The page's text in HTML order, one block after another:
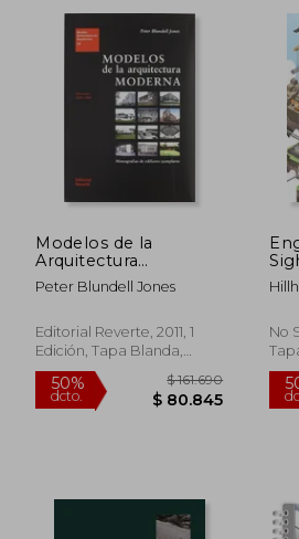
$ 67.259
Modelos de la
Arquitectura
Moderna. Vol. I
(Eua21): Monografías
Ejemplares (Estudios
Universitarios de
Peter Blundell Jones
Editorial Reverte, 2011, 1
Edición, Tapa Blanda,
Nuevo
No